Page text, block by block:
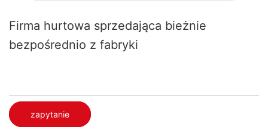
Firma hurtowa sprzedająca bieżnie
bezpośrednio z fabryki
zapytanie